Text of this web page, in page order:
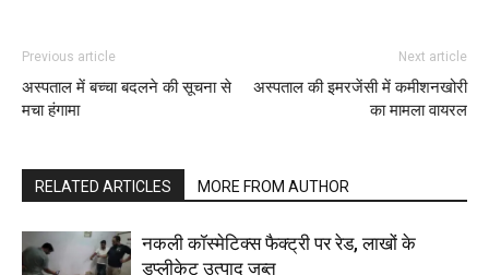
Previous article
अस्पताल में बच्चा बदलने की सूचना से
मचा हंगामा
Next article
अस्पताल की इमरजेंसी में कमीशनखोरी
का मामला वायरल
RELATED ARTICLES MORE FROM AUTHOR
नकली कॉस्मेटिक्स फैक्ट्री पर रेड, लाखों के
डुप्लीकेट उत्पाद जब्त